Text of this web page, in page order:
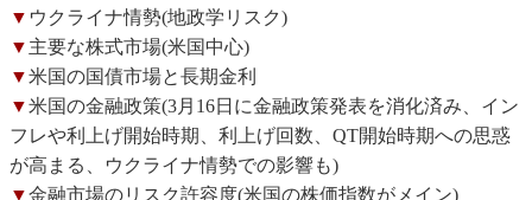
▼ ウクライナ情勢(地政学リスク)
▼ 主要な株式市場(米国中心)
▼米国の国債市場と長期金利
▼米国の金融政策(3月16日に金融政策発表を消化済み、イン
フレや利上げ開始時期、利上げ回数、QT開始時期への思惑
が高まる、ウクライナ情勢での影響も)
▼金融市場のリスク許容度(米国の株価指数がメイン)